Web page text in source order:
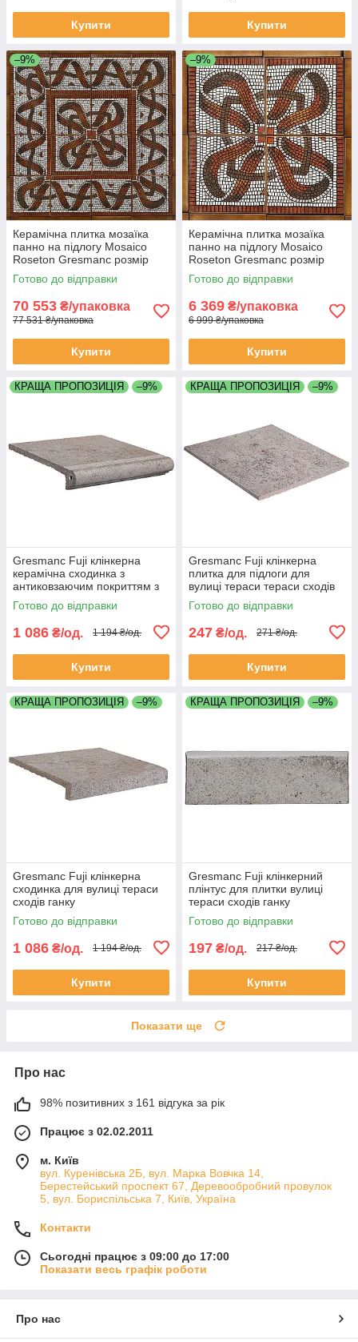
Купити Купити
–9%
Керамічна плитка мозаїка
панно на підлогу Mosaico
Roseton Gresmanc розмір
1270х1270мм складається з
16 плиток
Готово до відправки
70 553 ₴/упаковка
77 531 ₴/упаковка
Купити
–9%
Керамічна плитка мозаїка
панно на підлогу Mosaico
Roseton Gresmanc розмір
625х625мм складається з 4
плиток
Готово до відправки
6 369 ₴/упаковка
6 999 ₴/упаковка
Купити
КРАЩА ПРОПОЗИЦІЯ –9%
Gresmanc Fuji клінкерна
керамічна сходинка з
антиковзаючим покриттям з
конавкою для вулиці тераси
сходів ганку
Готово до відправки
1 086 ₴/од. 1 194 ₴/од.
Купити
КРАЩА ПРОПОЗИЦІЯ –9%
Gresmanc Fuji клінкерна
плитка для підлоги для
вулиці тераси тераси сходів
ганку
Готово до відправки
247 ₴/од. 271 ₴/од.
Купити
КРАЩА ПРОПОЗИЦІЯ –9%
Gresmanc Fuji клінкерна
сходинка для вулиці тераси
сходів ганку
Готово до відправки
1 086 ₴/од. 1 194 ₴/од.
Купити
КРАЩА ПРОПОЗИЦІЯ –9%
Gresmanc Fuji клінкерний
плінтус для плитки вулиці
тераси сходів ганку
Готово до відправки
197 ₴/од. 217 ₴/од.
Купити
Показати ще
Про нас
98% позитивних з 161 відгука за рік
Працює з 02.02.2011
м. Київ
вул. Куренівська 2Б, вул. Марка Вовчка 14,
Берестейський проспект 67, Деревообробний провулок
5, вул. Бориспільська 7, Київ, Україна
Контакти
Сьогодні працює з 09:00 до 17:00
Показати весь графік роботи
Про нас